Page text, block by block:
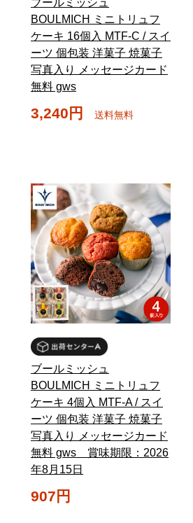
BOULMICH ミニトリュフ
ケーキ 16個入 MTF-C / スイ
ーツ 個包装 洋菓子 焼菓子
写真入り メッセージカード
無料 gws
3,240円 送料無料
ブールミッシュ
BOULMICH ミニトリュフ
ケーキ 4個入 MTF-A / スイ
ーツ 個包装 洋菓子 焼菓子
写真入り メッセージカード
無料 gws 賞味期限：2026
年8月15日
907円